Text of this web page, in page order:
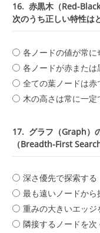
16. 赤黒木（Red-
次のうち正しい特性は
各ノードの値が常に
各ノードが赤または
全ての葉ノードは赤
木の高さは常に一定
17. グラフ（Graph）
（Breadth-First
深さ優先で探索する
最も遠いノードから
重みの大きいエッジ
隣接するノードを次